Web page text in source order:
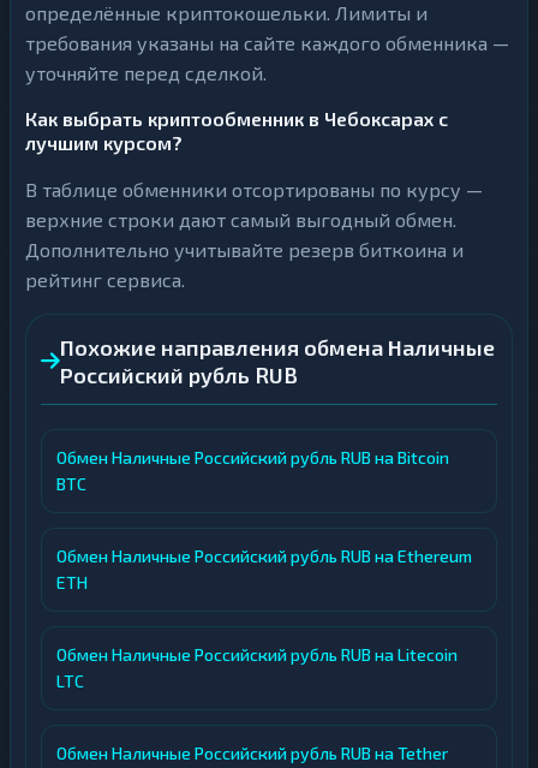
определённые криптокошельки. Лимиты и
требования указаны на сайте каждого обменника —
уточняйте перед сделкой.
Как выбрать криптообменник в Чебоксарах с
лучшим курсом?
В таблице обменники отсортированы по курсу —
верхние строки дают самый выгодный обмен.
Дополнительно учитывайте резерв биткоина и
рейтинг сервиса.
Похожие направления обмена Наличные
Российский рубль RUB
Обмен Наличные Российский рубль RUB на Bitcoin
BTC
Обмен Наличные Российский рубль RUB на Ethereum
ETH
Обмен Наличные Российский рубль RUB на Litecoin
LTC
Обмен Наличные Российский рубль RUB на Tether